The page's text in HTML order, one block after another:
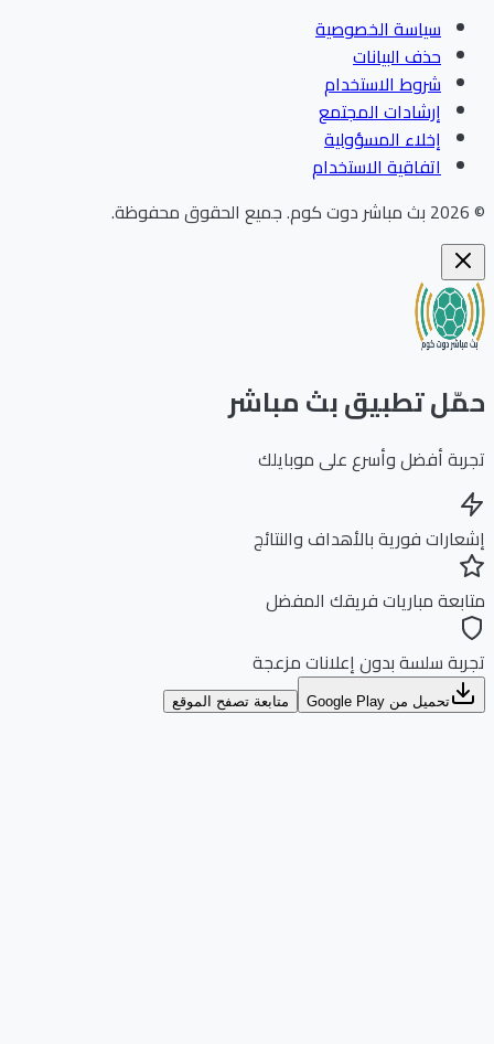
سياسة الخصوصية
حذف البيانات
شروط الاستخدام
إرشادات المجتمع
إخلاء المسؤولية
اتفاقية الاستخدام
بث مباشر دوت كوم.جميع الحقوق محفوظة.
تطبيق بث مباشر
أفضل وأسرع على موبايلك
فورية بالأهداف والنتائج
مباريات فريقك المفضل
سلسة بدون إعلانات مزعجة
تحميل من Google Play متابعة تصفح الموقع